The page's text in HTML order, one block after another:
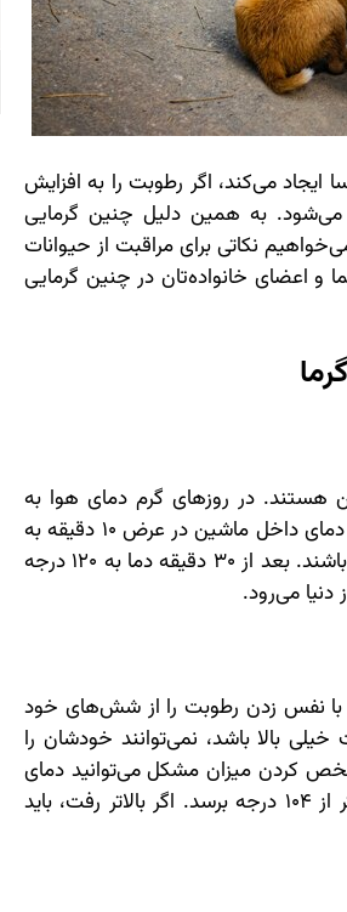
می‌کند، اگر رطوبت را به افزایش
می‌شود. به همین دلیل چنین گرمایی
نکاتی برای مراقبت از حیوانات
و اعضای خانواده‌تان در چنین گرمایی
هستند. در روزهای گرم دمای هوا به
میزان خطرناکی می‌رسد. مثلاً در روزی با دمای 85 درجه دمای داخل ماشین در عرض 10 دقیقه به
102 درجه می‌رسد، آن هم در حالی که پنجره‌ها کمی باز باشند. بعد از 30 دقیقه دما به 120 درجه
دنیا می‌رود.
با نفس زدن رطوبت را از شش‌های خود
بالا باشد، نمی‌توانند خودشان را
کردن میزان مشکل می‌توانید دمای
بدن سگ را اندازه بگیرید. چون دمای آن نباید به بیشتر از 104 درجه برسد. اگر بالاتر رفت، باید